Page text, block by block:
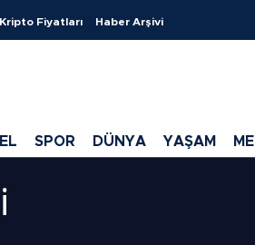
Kripto Fiyatları Haber Arşivi
SPOR DÜNYA YAŞAM